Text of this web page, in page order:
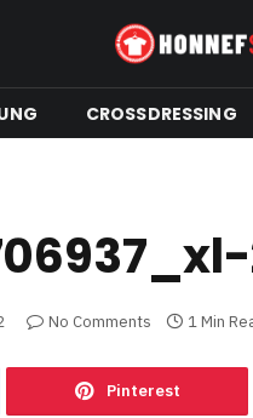
CROSSDRESSING
No Comments 1 Min
Pinterest